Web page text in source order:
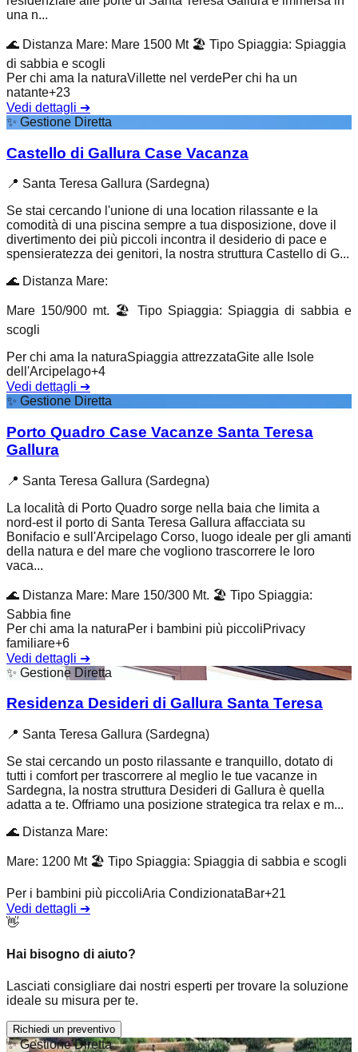
una n...
🌊 Distanza Mare: Mare 1500 Mt 🏖️ Tipo Spiaggia: Spiaggia
di sabbia e scogli
Per chi ama la naturaVillette nel verdePer chi ha un
natante+23
Vedi dettagli ➔
✨ Gestione Diretta
Castello di Gallura Case Vacanza
📍 Santa Teresa Gallura (Sardegna)
Se stai cercando l'unione di una location rilassante e la
comodità di una piscina sempre a tua disposizione, dove il
divertimento dei più piccoli incontra il desiderio di pace e
spensieratezza dei genitori, la nostra struttura Castello di G...
🌊 Distanza Mare:
Mare 150/900 mt. 🏖️ Tipo Spiaggia: Spiaggia di sabbia e
scogli
Per chi ama la naturaSpiaggia attrezzataGite alle Isole
dell'Arcipelago+4
Vedi dettagli ➔
✨ Gestione Diretta
Porto Quadro Case Vacanze Santa Teresa
Gallura
📍 Santa Teresa Gallura (Sardegna)
La località di Porto Quadro sorge nella baia che limita a
nord-est il porto di Santa Teresa Gallura affacciata su
Bonifacio e sull'Arcipelago Corso, luogo ideale per gli amanti
della natura e del mare che vogliono trascorrere le loro
vaca...
🌊 Distanza Mare: Mare 150/300 Mt. 🏖️ Tipo Spiaggia:
Sabbia fine
Per chi ama la naturaPer i bambini più piccoliPrivacy
familiare+6
Vedi dettagli ➔
✨ Gestione Diretta
Residenza Desideri di Gallura Santa Teresa
📍 Santa Teresa Gallura (Sardegna)
Se stai cercando un posto rilassante e tranquillo, dotato di
tutti i comfort per trascorrere al meglio le tue vacanze in
Sardegna, la nostra struttura Desideri di Gallura è quella
adatta a te. Offriamo una posizione strategica tra relax e m...
🌊 Distanza Mare:
Mare: 1200 Mt 🏖️ Tipo Spiaggia: Spiaggia di sabbia e scogli
Per i bambini più piccoliAria CondizionataBar+21
Vedi dettagli ➔
👋
Hai bisogno di aiuto?
Lasciati consigliare dai nostri esperti per trovare la soluzione
ideale su misura per te.
Richiedi un preventivo
✨Gestione Diretta